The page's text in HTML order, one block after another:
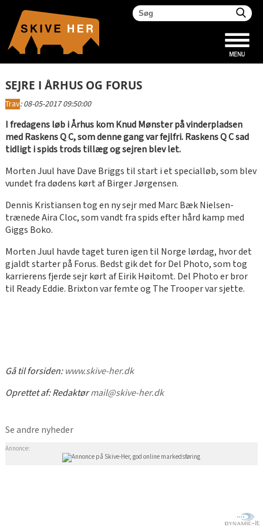
SEJRE I ÅRHUS OG FORUS
Trav:08-05-2017 09:50:00
I fredagens løb i Århus kom Knud Mønster på vinderpladsen
med Raskens Q C, som denne gang var fejlfri. Raskens Q C sad
tidligt i spids trods tillæg og sejren blev let.
Morten Juul have Dave Briggs til start i et specialløb, som blev
vundet fra dødens kørt af Birger Jørgensen.
Dennis Kristiansen tog en ny sejr med Marc Bæk Nielsen-
trænede Aira Cloc, som vandt fra spids efter hård kamp med
Giggs Boko.
Morten Juul havde taget turen igen til Norge lørdag, hvor det
gjaldt starter på Forus. Bedst gik det for Del Photo, som tog
karrierens fjerde sejr kørt af Eirik Høitomt. Del Photo er bror
til Ready Eddie. Brixton var femte og The Trooper var sjette.
Gå til forsiden:www.skive-her.dk
Oprettet af:Redaktørmail@skive-her.dk
Se andre nyheder
Annonce: